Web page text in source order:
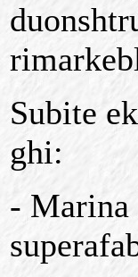
Subite
ghi:
- Marina